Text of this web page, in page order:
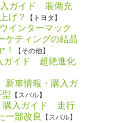
入ガイド 装備充
げ？
【トヨタ】
インターマック
ケティングの結晶
！
【その他】
ガイド 超絶進化
新車情報・購入ガ
【スバル】
購入ガイド 走行
一部改良
【スバル】